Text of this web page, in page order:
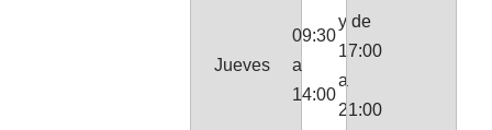
Jueves
09:30
a
14:00
y de
17:00
a
21:00